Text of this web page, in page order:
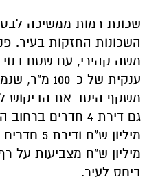
שכונת רמות ממשיכה
משקף היטב את הביקוש
מיליון ש"ח מצביעות על
ביחס לעיר.